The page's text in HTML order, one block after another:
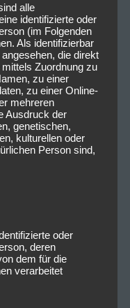
alle
identifizierte oder
(im Folgenden
Als identifizierbar
die direkt
Zuordnung zu
zu einer
zu einer Online-
mehreren
Ausdruck der
genetischen,
kulturellen oder
Person sind,
oder
deren
dem für die
verarbeitet